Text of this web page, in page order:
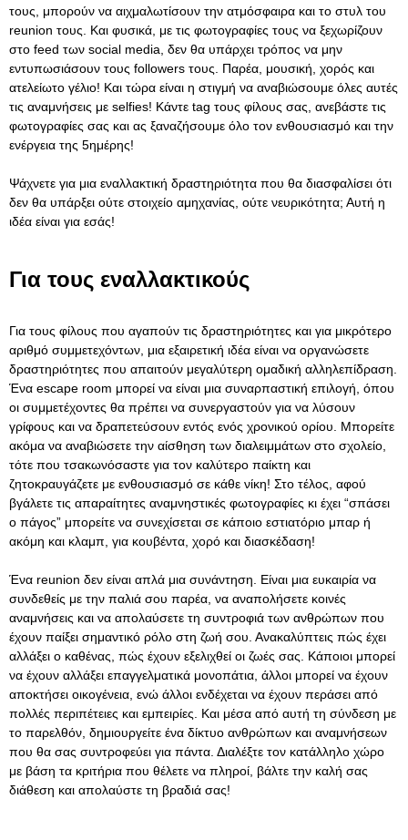
τους, μπορούν να αιχμαλωτίσουν την ατμόσφαιρα και το στυλ του
reunion τους. Και φυσικά, με τις φωτογραφίες τους να ξεχωρίζουν
στο feed των social media, δεν θα υπάρχει τρόπος να μην
εντυπωσιάσουν τους followers τους. Παρέα, μουσική, χορός και
ατελείωτο γέλιο! Και τώρα είναι η στιγμή να αναβιώσουμε όλες αυτές
τις αναμνήσεις με selfies! Κάντε tag τους φίλους σας, ανεβάστε τις
φωτογραφίες σας και ας ξαναζήσουμε όλο τον ενθουσιασμό και την
ενέργεια της 5ημέρης!
Ψάχνετε για μια εναλλακτική δραστηριότητα που θα διασφαλίσει ότι
δεν θα υπάρξει ούτε στοιχείο αμηχανίας, ούτε νευρικότητα; Αυτή η
ιδέα είναι για εσάς!
Για τους εναλλακτικούς
Για τους φίλους που αγαπούν τις δραστηριότητες και για μικρότερο
αριθμό συμμετεχόντων, μια εξαιρετική ιδέα είναι να οργανώσετε
δραστηριότητες που απαιτούν μεγαλύτερη ομαδική αλληλεπίδραση.
Ένα escape room μπορεί να είναι μια συναρπαστική επιλογή, όπου
οι συμμετέχοντες θα πρέπει να συνεργαστούν για να λύσουν
γρίφους και να δραπετεύσουν εντός ενός χρονικού ορίου. Μπορείτε
ακόμα να αναβιώσετε την αίσθηση των διαλειμμάτων στο σχολείο,
τότε που τσακωνόσαστε για τον καλύτερο παίκτη και
ζητοκραυγάζετε με ενθουσιασμό σε κάθε νίκη! Στο τέλος, αφού
βγάλετε τις απαραίτητες αναμνηστικές φωτογραφίες κι έχει “σπάσει
ο πάγος” μπορείτε να συνεχίσεται σε κάποιο εστιατόριο μπαρ ή
ακόμη και κλαμπ, για κουβέντα, χορό και διασκέδαση!
Ένα reunion δεν είναι απλά μια συνάντηση. Είναι μια ευκαιρία να
συνδεθείς με την παλιά σου παρέα, να αναπολήσετε κοινές
αναμνήσεις και να απολαύσετε τη συντροφιά των ανθρώπων που
έχουν παίξει σημαντικό ρόλο στη ζωή σου. Ανακαλύπτεις πώς έχει
αλλάξει ο καθένας, πώς έχουν εξελιχθεί οι ζωές σας. Κάποιοι μπορεί
να έχουν αλλάξει επαγγελματικά μονοπάτια, άλλοι μπορεί να έχουν
αποκτήσει οικογένεια, ενώ άλλοι ενδέχεται να έχουν περάσει από
πολλές περιπέτειες και εμπειρίες. Και μέσα από αυτή τη σύνδεση με
το παρελθόν, δημιουργείτε ένα δίκτυο ανθρώπων και αναμνήσεων
που θα σας συντροφεύει για πάντα. Διαλέξτε τον κατάλληλο χώρο
με βάση τα κριτήρια που θέλετε να πληροί, βάλτε την καλή σας
διάθεση και απολαύστε τη βραδιά σας!